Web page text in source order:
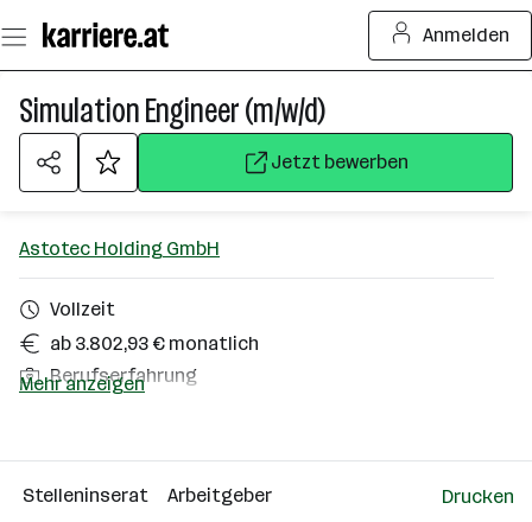
Seiteninhalt
springen
Anmelden
Simulation Engineer (m/w/d)
Jetzt bewerben
Astotec Holding GmbH
Vollzeit
ab 3.802,93 € monatlich
Berufserfahrung
Mehr anzeigen
Stelleninserat Arbeitgeber Drucken